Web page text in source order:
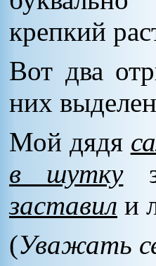
крепкий
Вот два
них
Мой дядя
в шутку
заставил и
(Уважать